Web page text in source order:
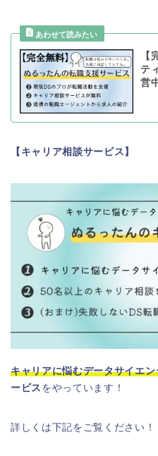
【
テ
営
【キャリア相談サービス】
キャリアに悩むデータサイエ
ービス をやっています！
詳しくは下記をご覧ください！